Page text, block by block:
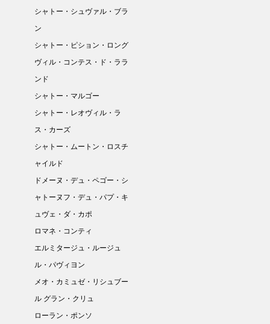
シャトー・シュヴァル・ブラ
ン
シャトー・ピション・ロング
ヴィル・コンテス・ド・ララ
ンド
シャトー・マルゴー
シャトー・レオヴィル・ラ
ス・カーズ
シャトー・ムートン・ロスチ
ャイルド
ドメーヌ・デュ・ペゴー・シ
ャトーヌフ・デュ・パプ・キ
ュヴェ・ダ・カポ
ロマネ・コンティ
エルミタージュ・ルージュ
ル・パヴィヨン
メオ・カミュゼ・リシュブー
ル グラン・クリュ
ローラン・ポンソ